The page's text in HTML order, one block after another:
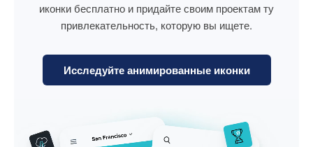
иконки бесплатно и придайте своим проектам ту
привлекательность, которую вы ищете.
Исследуйте анимированные иконки